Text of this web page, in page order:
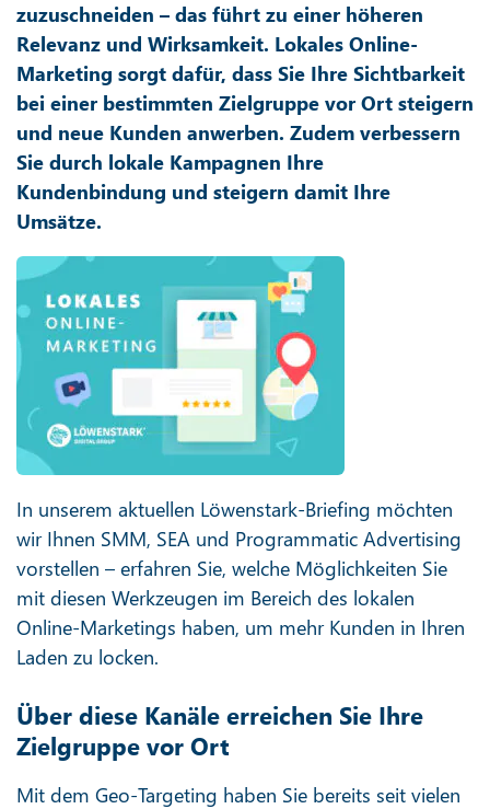
zuzuschneiden – das führt zu einer höheren
Relevanz und Wirksamkeit. Lokales Online-
Marketing sorgt dafür, dass Sie Ihre Sichtbarkeit
bei einer bestimmten Zielgruppe vor Ort steigern
und neue Kunden anwerben. Zudem verbessern
Sie durch lokale Kampagnen Ihre
Kundenbindung und steigern damit Ihre
Umsätze.
In unserem aktuellen Löwenstark-Briefing möchten
wir Ihnen SMM, SEA und Programmatic Advertising
vorstellen – erfahren Sie, welche Möglichkeiten Sie
mit diesen Werkzeugen im Bereich des lokalen
Online-Marketings haben, um mehr Kunden in Ihren
Laden zu locken.
Über diese Kanäle erreichen Sie Ihre
Zielgruppe vor Ort
Mit dem Geo-Targeting haben Sie bereits seit vielen